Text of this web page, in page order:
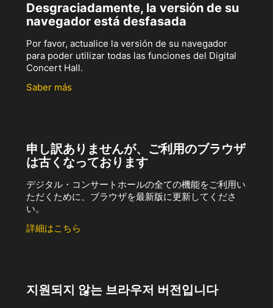
Desgraciadamente, la versión de su
navegador está desfasada
Por favor, actualice la versión de su navegador
para poder utilizar todas las funciones del Digital
Concert Hall.
Saber más
申し訳ありませんが、ご利用のブラウザ
は古くなっております
デジタル・コンサートホールの全ての機能をご利用い
ただくために、ブラウザを最新版に更新してくださ
い。
詳細はこちら
지원되지 않는 브라우저 버전입니다